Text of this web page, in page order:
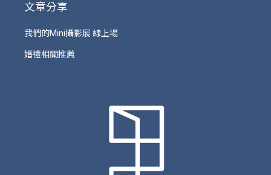
文章分享
我們的Mini攝影展 線上場
婚禮相關推薦